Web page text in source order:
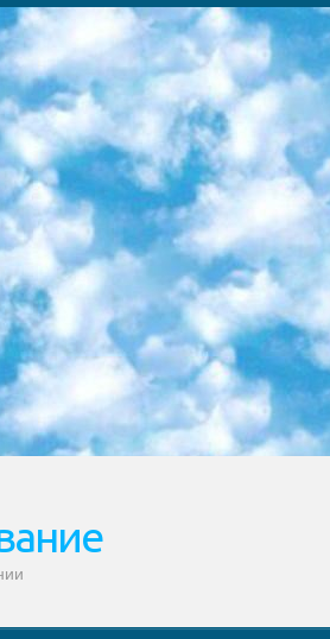
для учащихся выпускных классов школ-интернатов разработка соответствующих рекомендаций и критериев проведения ЕГЭ по естествознанию давать задания. 4. Педагогический при специализированных образовательных учреждениях. Научно-практический центр навыков и международной оценки (Д.Давидова), Республика образовательный центр (Худайкулов Ш.) итоговый государственный аттестационный экзамен ориентирован на творческое и логическое мышление при подготовке базы материалов учитывать введение заданий. 5. Следует отметить, что: сертификат государственного образца о знании общеобразовательного предмета и как минимум национальный уровень B1 по предметам на иностранных языках, указанным в Приложении 2. или международно признанный сертификат эквивалентного уровня студенты, изучающие определенный предмет, освобождаются от экзамена; по соответствующим предметам запланирована итоговая государственная аттестация за день до дня, путем жеребьевки Рабочей группой (в письменной форме по предметам, проводимым в форме) из числа сформированных вариантов выбрано 2 варианта; 2 выбранных варианта экзамена анонсированы на официальном сайте министерства и все выпускники по всей стране на основе этих вариантов проводит итоговую государственную аттестацию. 6. Государственное образование учащихся средних общеобразовательных учреждений. знания в соответствии с квалификационными требованиями, которые необходимо приобрести на основании стандартов итоговый (выпускной) контроль для 9 и 11 классов в целях тестирования Экзамены (далее – экзамены) состоят из предметов, перечисленных в приложении 1. будет сделано. 7. Экзамены пройдут с 26 мая по 15 июня 2024 г. (кроме науки физического воспитания). 8. Физическая для учащихся 9 классов общесредних образовательных учреждений. Экзамены по предмету «Образование, квалификация медицина» 1-6 мая 2024 года. сотрудники перевести под присмотр (с отклонениями в физическом или умственном развитии) специализированная школа для детей, школы-интернаты и со сколиозом школы-интернаты санаторного типа для больных детей исключены). 9. Он был слепым, слабовидящим и имел нарушения опорно-двигательного аппарата. экзамены в специализированных школах и интернатах для детей должны проводиться исходя из требований, предъявляемых к общеобразовательным учреждениям (физкультура кроме науки). 10. Специализированная школа для глухих и слабослышащих детей. и экзамены в интернатах и быть реализован в виде письменного теста по математике. 11. Специальность для умственно отсталых детей. Для 9 класса Родной язык и литературное письмо Государственный язык (язык обучения – узбекский). для неклассов) написано Математическое письмо Письменная/устная история Узбекистана Физическое